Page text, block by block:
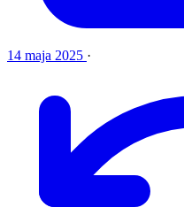
14 maja 2025 ·